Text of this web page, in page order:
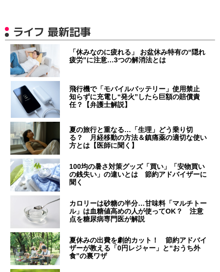
ライフ 最新記事
「休みなのに疲れる」 お盆休み特有の“隠れ
疲労”に注意…3つの解消法とは
飛行機で「モバイルバッテリー」使用禁止
知らずに充電し“発火”したら巨額の賠償責
任？【弁護士解説】
夏の旅行と重なる…「生理」どう乗り切
る？ 月経移動の方法＆鎮痛薬の適切な使い
方とは【医師に聞く】
100均の暑さ対策グッズ「買い」「安物買い
の銭失い」の違いとは 節約アドバイザーに
聞く
カロリーは砂糖の半分…甘味料「マルチトー
ル」は血糖値高めの人が使ってOK？ 注意
点を糖尿病専門医が解説
夏休みの出費を劇的カット！ 節約アドバイ
ザーが教える「0円レジャー」と“おうち外
食”の裏ワザ